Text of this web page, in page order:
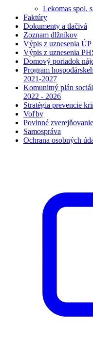
Lekomas spol.
Faktúry
Dokumenty a tlačivá
Zoznam dlžníkov
Výpis z uznesenia ÚP
Výpis z uznesenia
Domový poriadok
Program
2021-2027
Komunitný plán
2022 - 2026
Stratégia prevencie
Voľby
Povinné
Samospráva
Ochrana osobných